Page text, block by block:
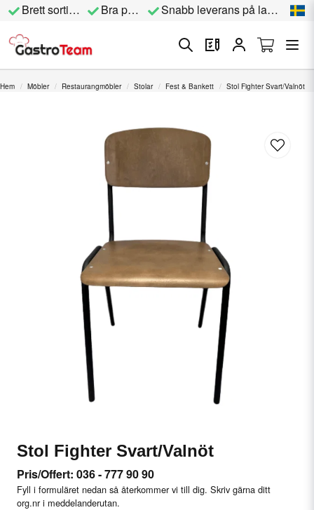
Brett sortiment Bra priser Snabb leverans på lagervara
Hem Möbler Restaurangmöbler Stolar Fest & Bankett Stol Fighter Svart/Valnöt
Stol Fighter Svart/Valnöt
Pris/Offert: 036 - 777 90 90
Fyll i formuläret nedan så återkommer vi till dig. Skriv gärna ditt
org.nr i meddelanderutan.